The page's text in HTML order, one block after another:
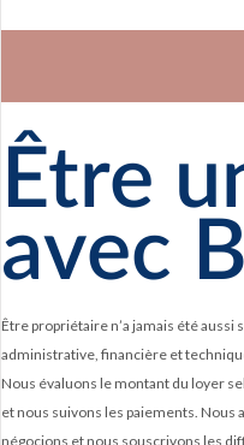
Être
avec
Être propriétaire n’a jamais été
administrative, financière et
Nous évaluons le montant du loyer
et nous suivons les paiements. Nous
négocions et nous souscrivons les